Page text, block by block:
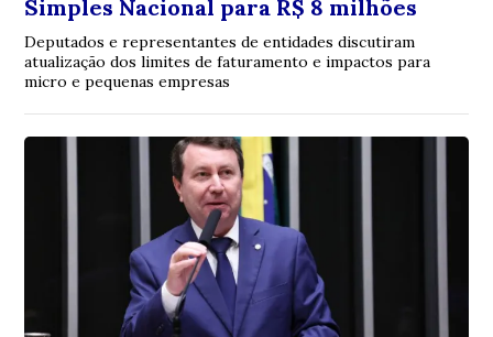
Simples Nacional para R$ 8 milhões
Deputados e representantes de entidades discutiram
atualização dos limites de faturamento e impactos para
micro e pequenas empresas